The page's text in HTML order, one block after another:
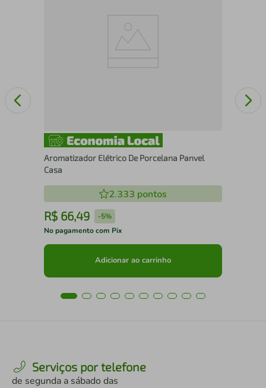
Aromatizador Elétrico De Porcelana Panvel
Casa
2.333 pontos
R$ 66,49 -5%
No pagamento com Pix
Adicionar ao carrinho
Serviços por telefone
de segunda a sábado das